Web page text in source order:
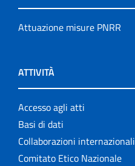
Attuazione misure PNRR
ATTIVITÀ
Accesso agli atti
Basi di dati
Collaborazioni internazionali
Comitato Etico Nazionale